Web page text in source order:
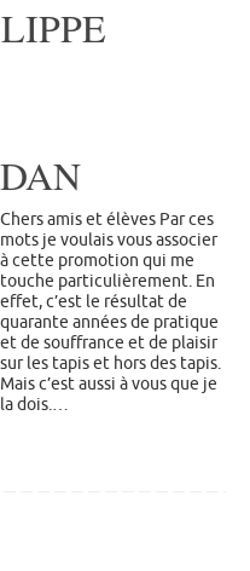
Chers amis et élèves Par ces
mots je voulais vous associer
à cette promotion qui me
touche particulièrement. En
effet, c’est le résultat de
quarante années de pratique
et de souffrance et de plaisir
sur les tapis et hors des tapis.
Mais c’est aussi à vous que je
la dois.…